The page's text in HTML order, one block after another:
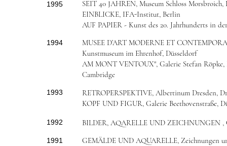
1995
SEIT 40 JAHREN, Museum Schloss Morsbroich,
EINBLICKE, IFA-Institut, Berlin
AUF PAPIER - Kunst des 20. Jahrhunderts in
1994
MUSEE D’ART MODERNE ET
Kunstmuseum im Ehrenhof, Düsseldorf
AM MONT VENTOUX", Galerie Stefan Röpke,
Cambridge
1993
RETROPERSPEKTIVE, Albertinum Dresden,
KOPF UND FIGUR, Galerie Beethovenstraße,
1992
1991
BILDER, AQARELLE UND ZEICHNUNGEN ,
GEMÄLDE UND AQUARELLE, Zeichnungen